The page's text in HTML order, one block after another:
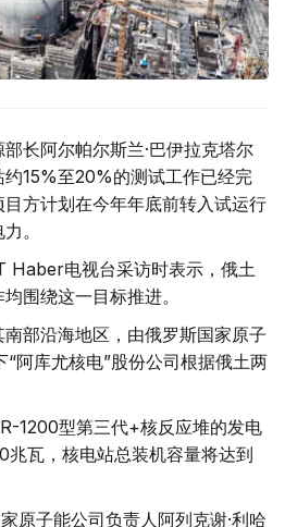
长阿尔帕尔斯兰·巴伊拉克塔尔
15%至20%的测试工作已经完
方计划在今年年底前转入试运行
。
Haber电视台采访时表示，俄土
围绕这一目标推进。
部沿海地区，由俄罗斯国家原子
阿库尤核电”股份公司根据俄土两
1200型第三代+核反应堆的发电
兆瓦，核电站总装机容量将达到
原子能公司负责人阿列克谢·利哈